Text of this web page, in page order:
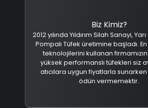
Biz Kimiz?
2012 yılında Yıldırım Silah Sanayi,
Pompalı Tüfek üretimine başladı.
teknolojilerini kullanan
yüksek performanslı tüfekleri siz
atıcılara uygun fiyatlarla
ödün vermemektir.